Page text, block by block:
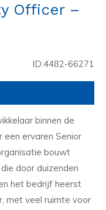
Officer –
ID:4482-66271
binnen de
een ervaren Senior
bouwt
door duizenden
het bedrijf heerst
met veel ruimte voor